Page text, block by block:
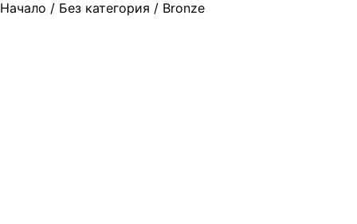
Начало / Без категория / Bronze